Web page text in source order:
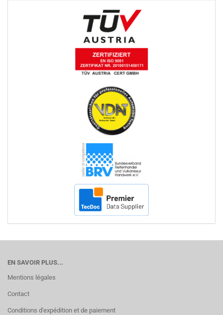
EN SAVOIR PLUS...
Mentions légales
Contact
Conditions d'expédition et de paiement